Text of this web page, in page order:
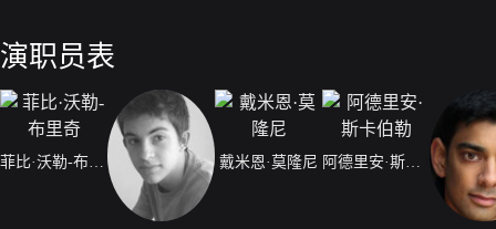
演职员表
菲比·沃勒-布里奇 戴米恩·莫隆尼 阿德里安·斯卡伯勒